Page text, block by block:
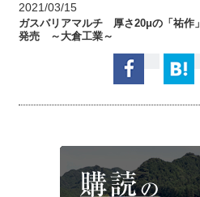
2021/03/15
ガスバリアマルチ 厚さ20μの「祐作」
発売 ～大倉工業～